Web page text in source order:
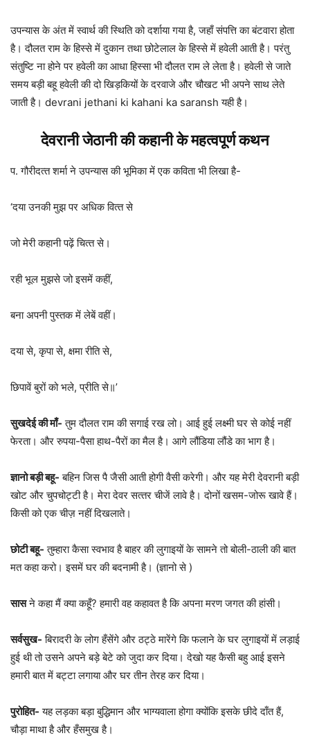
उपन्यास के अंत में स्वार्थ की स्थिति को दर्शाया गया है, जहाँ संपत्ति का बंटवारा होता
है। दौलत राम के हिस्से में दुकान तथा छोटेलाल के हिस्से में हवेली आती है। परंतु
संतुष्टि ना होने पर हवेली का आधा हिस्सा भी दौलत राम ले लेता है। हवेली से जाते
समय बड़ी बहू हवेली की दो खिड़कियों के दरवाजे और चौखट भी अपने साथ लेते
जाती है। devrani jethani ki kahani ka saransh यही है।
देवरानी जेठानी की कहानी के महत्वपूर्ण कथन
प. गौरीदत्‍त शर्मा ने उपन्यास की भूमिका में एक कविता भी लिखा है-
‘दया उनकी मुझ पर अधिक वित्‍त से
जो मेरी कहानी पढ़ें चित्‍त से।
रही भूल मुझसे जो इसमें कहीं,
बना अपनी पुस्‍तक में लेबें वहीं।
दया से, कृपा से, क्षमा रीति से,
छिपावें बुरों को भले, प्रीति से॥’
सुखदेई की माँ- तुम दौलत राम की सगाई रख लो। आई हुई लक्ष्‍मी घर से कोई नहीं
फेरता। और रुपया-पैसा हाथ-पैरों का मैल है। आगे लौंडिया लौंडे का भाग है।
ज्ञानो बड़ी बहू- बहिन जिस पै जैसी आती होगी वैसी करेगी। और यह मेरी देवरानी बड़ी
खोट और चुपचोट्टी है। मेरा देवर सत्‍तर चीजें लावे है। दोनों खसम-जोरू खावे हैं।
किसी को एक चीज़ नहीं दिखलाते।
छोटी बहू- तुम्‍हारा कैसा स्‍वभाव है बाहर की लुगाइयों के सामने तो बोली-ठाली की बात
मत कहा करो। इसमें घर की बदनामी है। (ज्ञानो से )
सासने कहा मैं क्‍या कहूँ? हमारी वह कहावत है कि अपना मरण जगत की हांसी।
सर्वसुख- बिरादरी के लोग हँसेंगे और ठट्ठे मारेंगे कि फलाने के घर लुगाइयों में लड़ाई
हुई थी तो उसने अपने बड़े बेटे को जुदा कर दिया। देखो यह कैसी बहु आई इसने
हमारी बात में बट्टा लगाया और घर तीन तेरह कर दिया।
पुरोहित- यह लड़का बड़ा बुद्धिमान और भाग्‍यवाला होगा क्‍योंकि इसके छीदे दाँत हैं,
चौड़ा माथा है और हँसमुख है।